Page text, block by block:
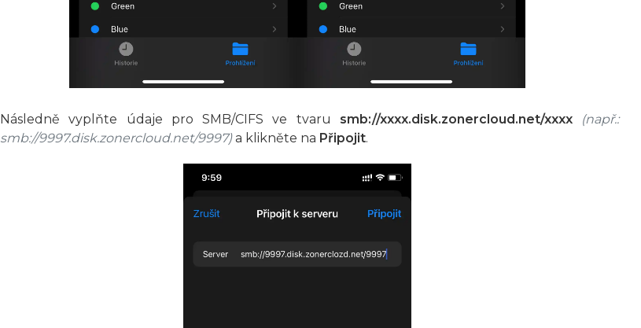
Následně vyplňte údaje pro SMB/CIFS ve tvaru smb://xxxx.disk.zonercloud.net/xxxx
(např.:
smb://9997.disk.zonercloud.net/9997)a klikněte na Připojit.